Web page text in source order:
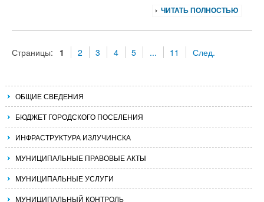
ЧИТАТЬ ПОЛНОСТЬЮ
Страницы: 1 2 3 4 5 ... 11 След.
ОБЩИЕ СВЕДЕНИЯ
БЮДЖЕТ ГОРОДСКОГО ПОСЕЛЕНИЯ
ИНФРАСТРУКТУРА ИЗЛУЧИНСКА
МУНИЦИПАЛЬНЫЕ ПРАВОВЫЕ АКТЫ
МУНИЦИПАЛЬНЫЕ УСЛУГИ
МУНИЦИПАЛЬНЫЙ КОНТРОЛЬ